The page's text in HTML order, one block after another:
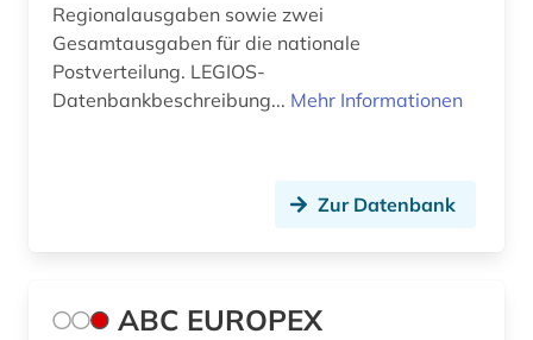
beratung (1)
bergbau (1)
bern (3)
Regionalausgaben sowie zwei
Gesamtausgaben für die nationale
Postverteilung. LEGIOS-
Datenbankbeschreibung... Mehr Informationen
Zur Datenbank
ABC EUROPEX